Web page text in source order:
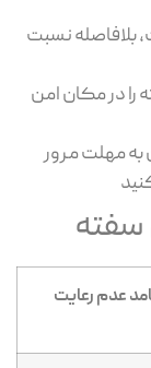
نسبت
مکان امن
مرور
عدم رعایت